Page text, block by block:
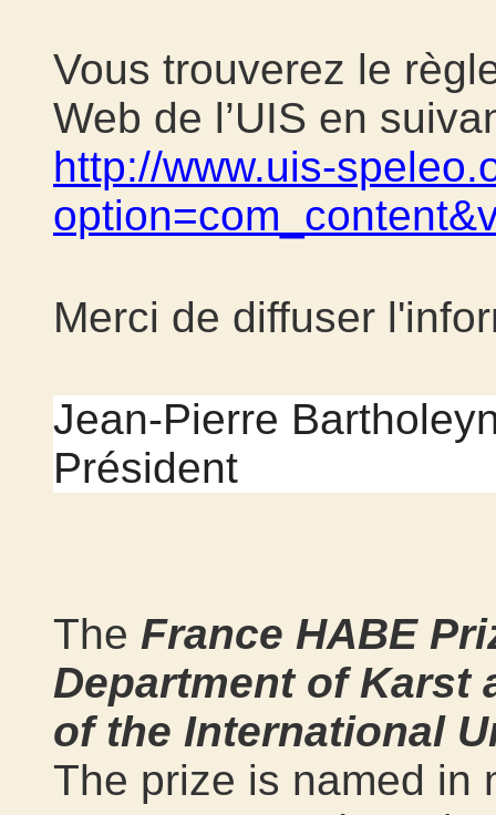
Vous trouverez le
Web de l’UIS en
http://www.uis-
Merci de diffuser
Jean-Pierre
Président
The France HABE
Department of Karst
of the International
The prize is named in